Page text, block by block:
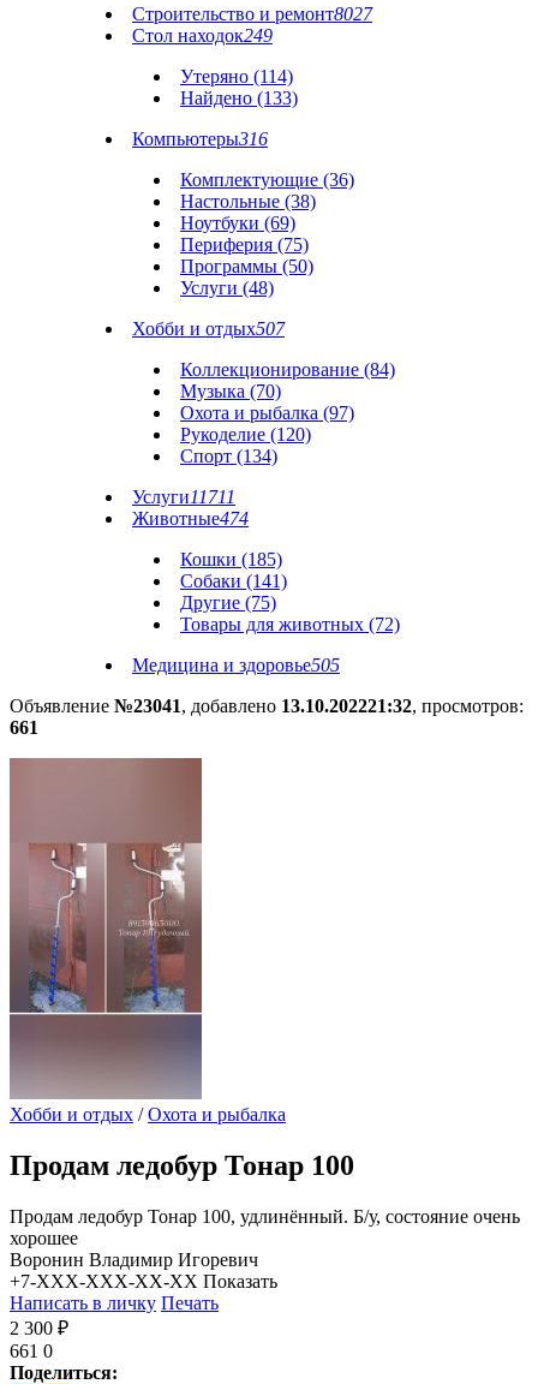
Строительство и ремонт8027
Стол находок249
Утеряно (114)
Найдено (133)
Компьютеры316
Комплектующие (36)
Настольные (38)
Ноутбуки (69)
Периферия (75)
Программы (50)
Услуги (48)
Хобби и отдых507
Коллекционирование (84)
Музыка (70)
Охота и рыбалка (97)
Рукоделие (120)
Спорт (134)
Услуги11711
Животные474
Кошки (185)
Собаки (141)
Другие (75)
Товары для животных (72)
Медицина и здоровье505
Объявление №23041, добавлено 13.10.202221:32, просмотров:
661
Хобби и отдых /Охота и рыбалка
Продам ледобур Тонар 100
Продам ледобур Тонар 100, удлинённый. Б/у, состояние очень
хорошее
Воронин Владимир Игоревич
+7-XXX-XXX-XX-XX Показать
Написать в личку Печать
2 300 ₽
661 0
Поделиться: